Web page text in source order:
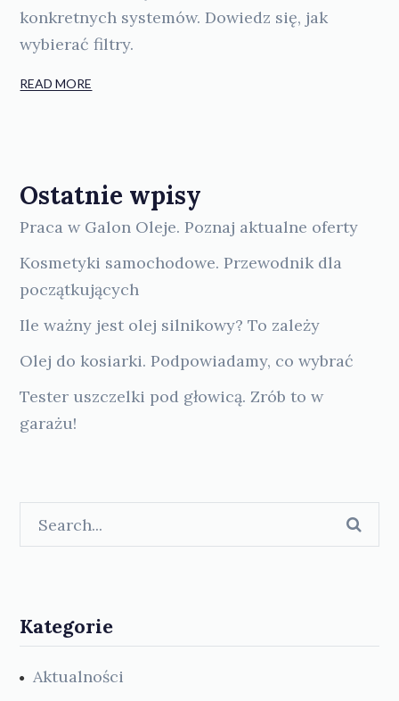
konkretnych systemów. Dowiedz się, jak
wybierać filtry.
READ MORE
Ostatnie wpisy
Praca w Galon Oleje. Poznaj aktualne oferty
Kosmetyki samochodowe. Przewodnik dla
początkujących
Ile ważny jest olej silnikowy? To zależy
Olej do kosiarki. Podpowiadamy, co wybrać
Tester uszczelki pod głowicą. Zrób to w
garażu!
Kategorie
Aktualności